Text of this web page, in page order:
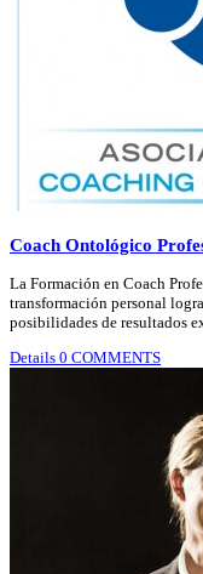
Coach Ontológico
La Formación en Coach
transformación personal
posibilidades de resultados
Details 0 COMMENTS